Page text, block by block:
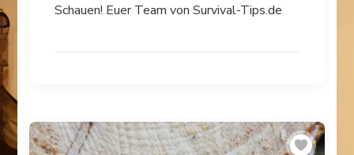
Schauen! Euer Team von Survival-Tips.de